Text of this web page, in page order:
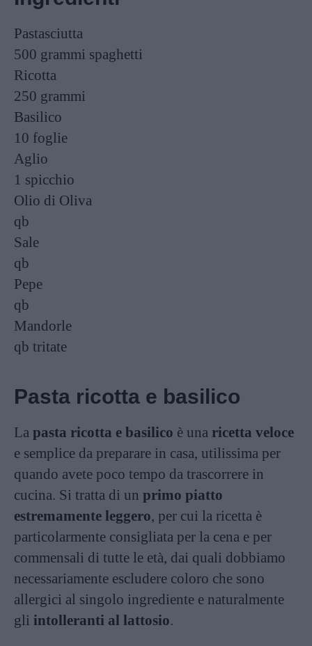
Pastasciutta
500 grammi spaghetti
Ricotta
250 grammi
Basilico
10 foglie
Aglio
1 spicchio
Olio di Oliva
qb
Sale
qb
Pepe
qb
Mandorle
qb tritate
Pasta ricotta e basilico
La pasta ricotta e basilico è una ricetta veloce
e semplice da preparare in casa, utilissima per
quando avete poco tempo da trascorrere in
cucina. Si tratta di un primo piatto
estremamente leggero, per cui la ricetta è
particolarmente consigliata per la cena e per
commensali di tutte le età, dai quali dobbiamo
necessariamente escludere coloro che sono
allergici al singolo ingrediente e naturalmente
gli intolleranti al lattosio.